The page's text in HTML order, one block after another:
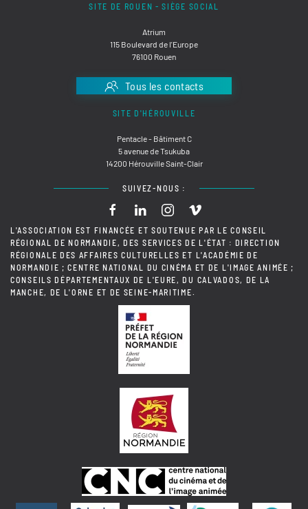
SITE DE ROUEN - SIÈGE SOCIAL
Atrium
115 Boulevard de l'Europe
76100 Rouen
Tous les contacts
SITE D'HÉROUVILLE
Pentacle - Bâtiment C
5 avenue de Tsukuba
14200 Hérouville Saint-Clair
SUIVEZ-NOUS :
L'ASSOCIATION EST FINANCÉE ET SOUTENUE PAR LE CONSEIL
RÉGIONAL DE NORMANDIE, DES SERVICES DE L'ÉTAT : DIRECTION
RÉGIONALE DES AFFAIRES CULTURELLES ET L'ACADÉMIE DE
NORMANDIE ; CENTRE NATIONAL DU CINÉMA ET DE L'IMAGE ANIMÉE ;
CONSEILS DÉPARTEMENTAUX DE L'EURE, DU CALVADOS, DE LA
MANCHE, DE L'ORNE ET DE SEINE-MARITIME.